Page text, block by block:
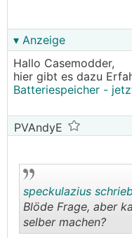
▾ Anzeige
Hallo Casemodder,
hier gibt es dazu
Batteriespeicher -
PVAndyE
speckulazius
Blöde Frage, aber
selber machen?